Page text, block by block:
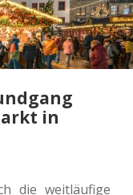
in
die weit­läu­fi­ge